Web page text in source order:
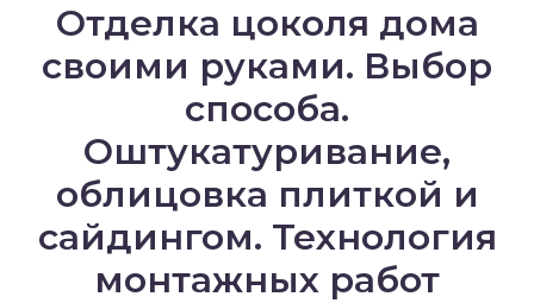
Отделка цоколя дома
своими руками. Выбор
способа.
Оштукатуривание,
облицовка плиткой и
сайдингом. Технология
монтажных работ